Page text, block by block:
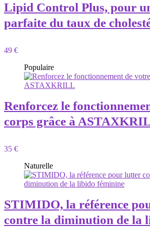
Lipid Control Plus, pour
parfaite du taux de
49 €
Populaire
Renforcez le
corps grâce à
35 €
Naturelle
STIMIDO, la référence
contre la diminution de la